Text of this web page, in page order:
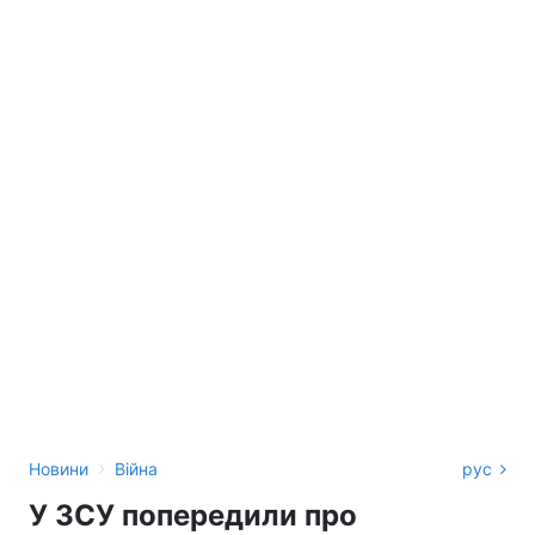
Новини › Війна рус
У ЗСУ попередили про